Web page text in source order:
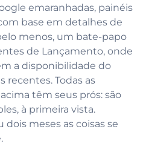
emaranhadas, painéis
base em detalhes de
menos, um bate-papo
de Lançamento, onde
a disponibilidade do
recentes. Todas as
têm seus prós: são
à primeira vista.
meses as coisas se